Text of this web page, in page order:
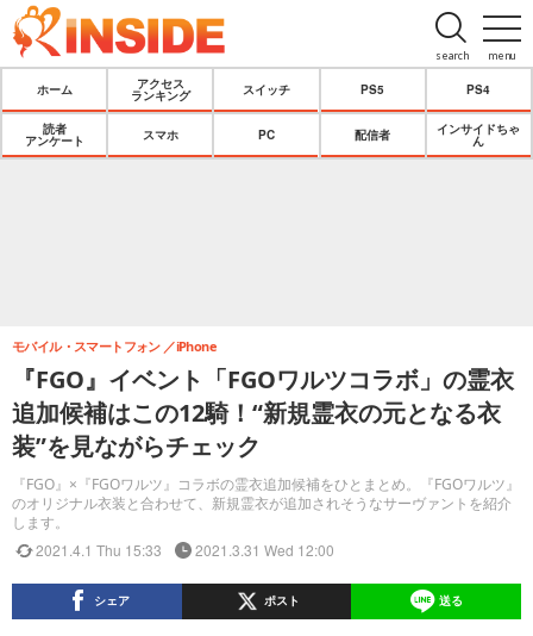
menu
search
ホーム
アクセス
ランキング
スイッチ PS5 PS4
読者
アンケート
スマホ PC 配信者
インサイドちゃ
ん
『FGO』イベント「FGOワルツコラボ」の霊衣
追加候補はこの12騎！“新規霊衣の元となる衣
装”を見ながらチェック
『FGO』×『FGOワルツ』コラボの霊衣追加候補をひとまとめ。『FGOワルツ』
のオリジナル衣装と合わせて、新規霊衣が追加されそうなサーヴァントを紹介
します。
モバイル・スマートフォン iPhone
2021.4.1 Thu 15:33 2021.3.31 Wed 12:00
シェア ポスト 送る